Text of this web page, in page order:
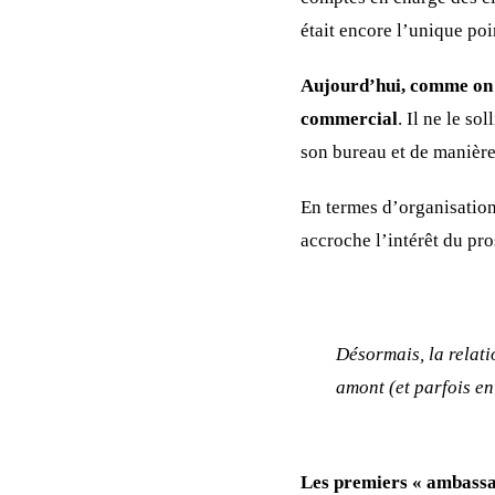
était encore l’unique
Aujourd’hui, comme
commercial. Il ne le
son bureau et de
En termes
accroche l’intérêt du
Désormais, la
amont (et parfois
Les premiers «